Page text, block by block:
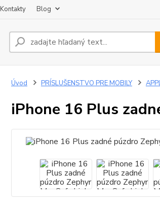
Kontakty Blog
Úvod PRÍSLUŠENSTVO PRE MOBILY
iPhone 16 Plus